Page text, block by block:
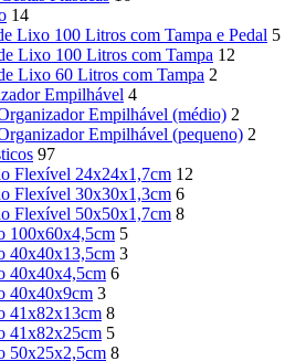
14
Lixo 100 Litros com Tampa e Pedal 5
Lixo 100 Litros com Tampa 12
Lixo 60 Litros com Tampa 2
Empilhável 4
Empilhável (médio) 2
Empilhável (pequeno) 2
97
Flexível 24x24x1,7cm 12
Flexível 30x30x1,3cm 6
Flexível 50x50x1,7cm 8
100x60x4,5cm 5
40x40x13,5cm 3
40x40x4,5cm 6
40x40x9cm 3
41x82x13cm 8
41x82x25cm 5
50x25x2,5cm 8